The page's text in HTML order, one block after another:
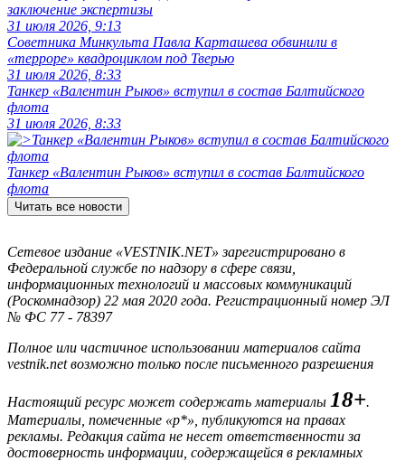
заключение экспертизы
31 июля 2026, 9:13
Советника Минкульта Павла Карташева обвинили в
«терроре» квадроциклом под Тверью
31 июля 2026, 8:33
Танкер «Валентин Рыков» вступил в состав Балтийского
флота
31 июля 2026, 8:33
Танкер «Валентин Рыков» вступил в состав Балтийского
флота
Читать все новости
Сетевое издание «VESTNIK.NET» зарегистрировано в
Федеральной службе по надзору в сфере связи,
информационных технологий и массовых коммуникаций
(Роскомнадзор) 22 мая 2020 года. Регистрационный номер ЭЛ
№ ФС 77 - 78397
Полное или частичное использовании материалов сайта
vestnik.net возможно только после письменного разрешения
Настоящий ресурс может содержать материалы 18+.
Материалы, помеченные «р*», публикуются на правах
рекламы. Редакция сайта не несет ответственности за
достоверность информации, содержащейся в рекламных